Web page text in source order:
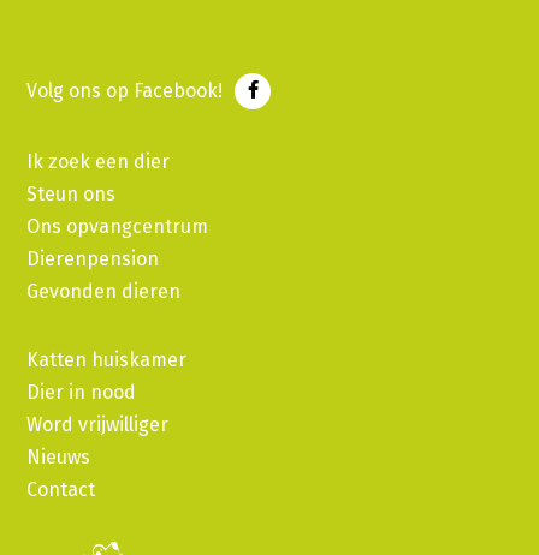
Volg ons op Facebook!
Ik zoek een dier
Steun ons
Ons opvangcentrum
Dierenpension
Gevonden dieren
Katten huiskamer
Dier in nood
Word vrijwilliger
Nieuws
Contact